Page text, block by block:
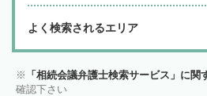
よく検索されるエリア
「相続会議弁護士検索サービス」に関
確認下さい